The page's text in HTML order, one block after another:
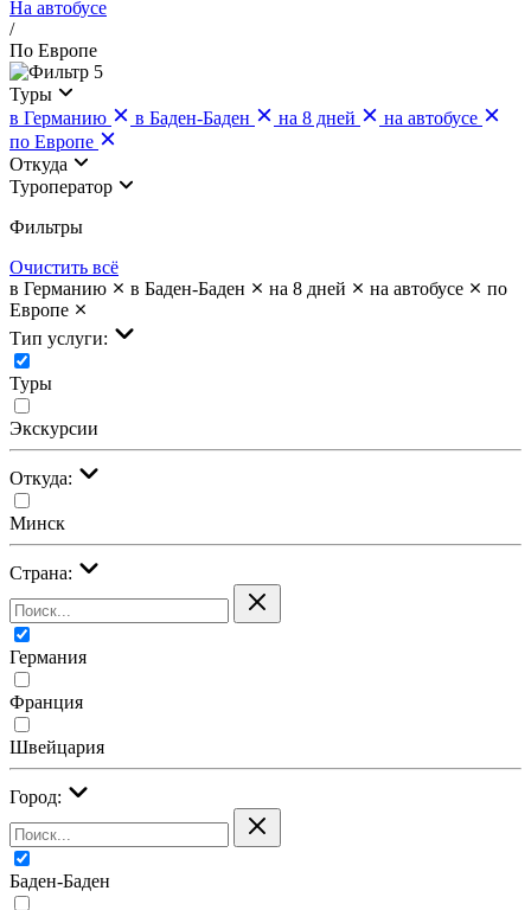
На автобусе
/
По Европе
5
Туры
в Германию
в Баден-Баден на 8 дней
на автобусе
по Европе
Откуда
Туроператор
Фильтры
Очистить всё
в Германию
в Баден-Баден на 8 дней на автобусе
по
Европе
Тип услуги:
Туры
Экскурсии
Откуда:
Минск
Страна:
Германия
Франция
Швейцария
Город:
Баден-Баден